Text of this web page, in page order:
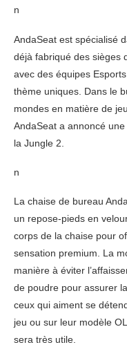
n
AndaSeat est spécialisé
déjà fabriqué des sièges
avec des équipes
thème uniques. Dans le
mondes en matière de
AndaSeat a annoncé
la Jungle 2.
n
La chaise de bureau
un repose-pieds en
corps de la chaise pour
sensation premium. La
manière à éviter
de poudre pour assurer
ceux qui aiment se
jeu ou sur leur modèle
sera très utile.